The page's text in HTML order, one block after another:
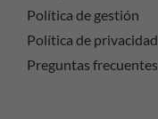
Política de gestión
Política de privacidad
Preguntas frecuentes